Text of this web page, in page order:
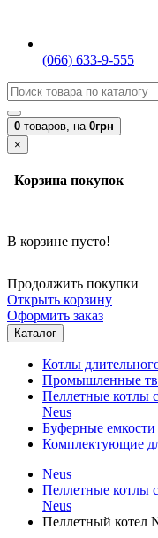
(066) 633-9-555
0 товаров, на 0грн
×
Корзина покупок
В корзине пусто!
Продолжить покупки
Открыть корзину
Оформить заказ
Каталог
Котлы
Промышленные
Пеллетные котлы
Neus
Буферные емкости
Комплектующие
Neus
Пеллетные котлы
Neus
Пеллетный котел